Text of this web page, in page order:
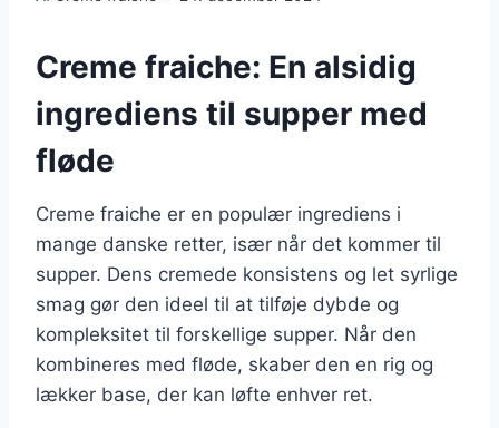
Creme fraiche: En alsidig
ingrediens til supper med
fløde
Creme fraiche er en populær ingrediens i
mange danske retter, især når det kommer til
supper. Dens cremede konsistens og let syrlige
smag gør den ideel til at tilføje dybde og
kompleksitet til forskellige supper. Når den
kombineres med fløde, skaber den en rig og
lækker base, der kan løfte enhver ret.